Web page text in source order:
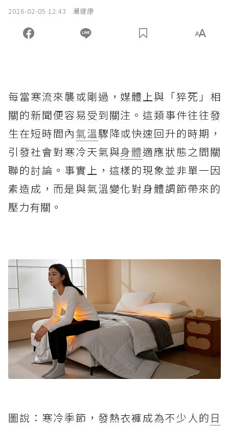
2026-02-05 12:43 潮健康
每當寒流來襲或剛過，媒體上與「猝死」相
關的新聞便容易受到關注。這類事件往往發
生在短時間內氣溫驟降或快速回升的時期，
引發社會對寒冷天氣與身體適應狀態之間關
聯的討論。事實上，這樣的現象並非單一因
素造成，而是與氣溫變化對身體調節帶來的
壓力有關。
圖說：寒冷季節，發熱衣褲成為不少人的 日